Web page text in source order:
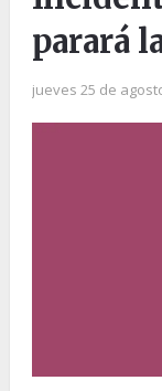
parará
jueves 25 de